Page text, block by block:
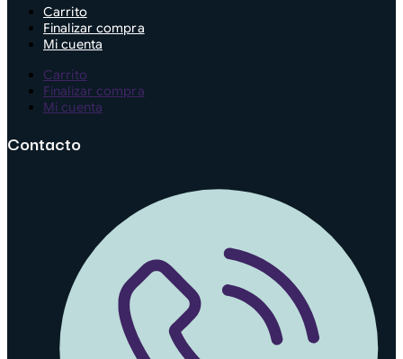
Carrito
Finalizar compra
Mi cuenta
Carrito
Finalizar compra
Mi cuenta
Contacto